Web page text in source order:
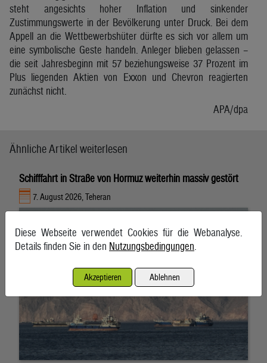
steht angesichts hoher Inflation und sinkender
Zustimmungswerte in der Bevölkerung unter Druck. Bei dem
Appell an die Wettbewerbshüter dürfte es sich vor allem um
eine symbolische Geste handeln. Anleger blieben gelassen –
die seit Jahresbeginn mit 57 beziehungsweise 37 Prozent im
Plus liegenden Aktien von Exxon und Chevron reagierten
zunächst nicht.
APA/dpa
Ähnliche Artikel weiterlesen
Schifffahrt in Straße von Hormuz weiterhin massiv gestört
7. August 2026, Teheran
Diese Webseite verwendet Cookies für die Webanalyse.
Details finden Sie in den Nutzungsbedingungen
Akzeptieren Ablehnen